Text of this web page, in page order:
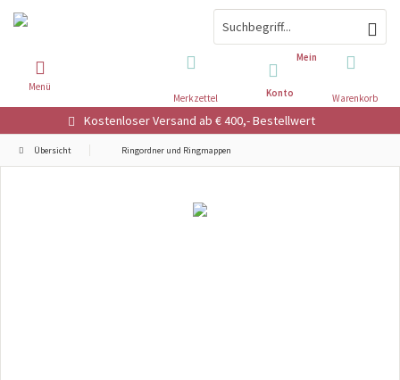
Kostenloser Versand ab € 400,- Bestellwert
Warenkorb
Merkzettel
Mein
Konto
Menü
Übersicht Ringordner und Ringmappen